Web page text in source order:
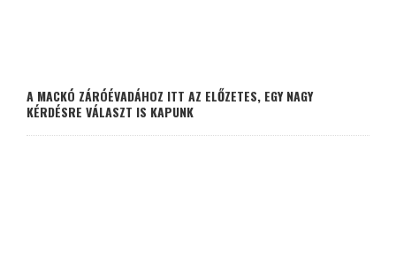
A MACKÓ ZÁRÓÉVADÁHOZ ITT AZ ELŐZETES, EGY NAGY
KÉRDÉSRE VÁLASZT IS KAPUNK